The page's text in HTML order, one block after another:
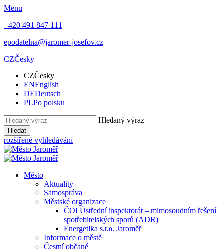
Menu
+420 491 847 111
epodatelna@jaromer-josefov.cz
CZČesky
CZČesky
ENEnglish
DEDeutsch
PLPo polsku
Hledaný výraz
Hledat
rozšířené vyhledávání
Město
Aktuality
Samospráva
Městské organizace
ČOI Ústřední inspektorát – mimosoudním řešení
spotřebitelských sporů (ADR)
Energetika s.r.o. Jaroměř
Informace o městě
Čestní občané